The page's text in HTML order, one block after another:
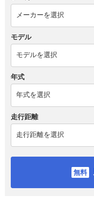
モデル
年式
走行距離